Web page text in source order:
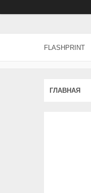
FLASHPRINT
ГЛАВНАЯ